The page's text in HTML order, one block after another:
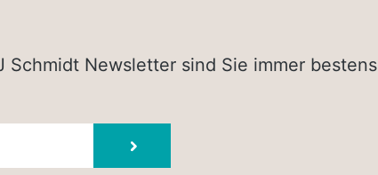
Newsletter sind Sie immer bestens